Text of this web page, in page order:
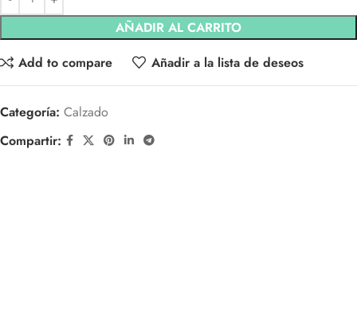
AÑADIR AL CARRITO
Add to compare
Añadir a la lista de deseos
Categoría: Calzado
Compartir: